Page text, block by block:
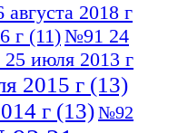
2018 г
г (11)№91 24
июля 2013 г
2015 г (13)
г (13)№92